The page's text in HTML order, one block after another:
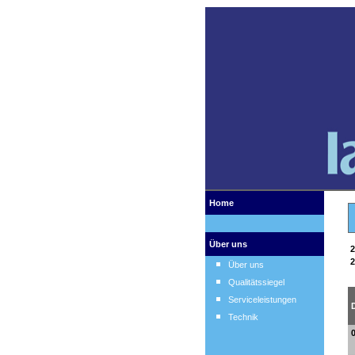
Home
Über uns
Über uns
Qualitätssiegel
Serviceleistungen
Technik